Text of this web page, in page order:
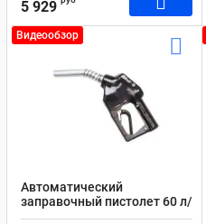
5 929
Видеообзор
Автоматический
заправочный пистолет 60 л/
м